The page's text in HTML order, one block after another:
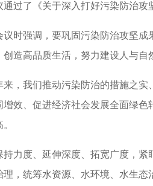
通过了《关于深入打好污染防治攻
议时强调，要巩固污染防治攻坚
创造高品质生活，努力建设人与自
来，我们推动污染防治的措施之
增效、促进经济社会发展全面绿
持力度、延伸深度、拓宽广度，
理，统筹水资源、水环境、水生